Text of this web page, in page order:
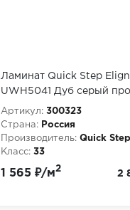
Ламинат Quick Step
UWH5041 Дуб серый
Артикул: 300323
Страна:
Россия
Производитель: Quick Step
Класс: 33
Толщина, мм:
1 565 ₽/м2
2